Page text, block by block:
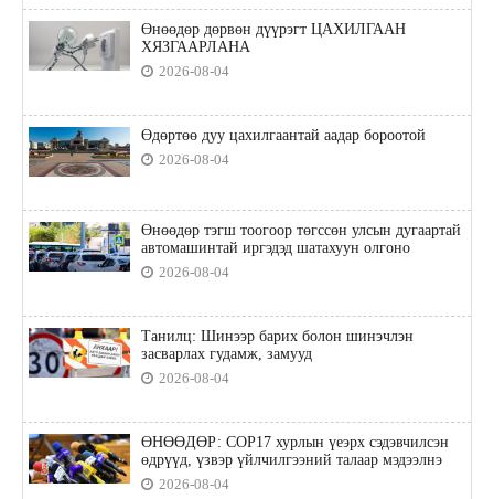
Өнөөдөр дөрвөн дүүрэгт ЦАХИЛГААН
ХЯЗГААРЛАНА
2026-08-04
Өдөртөө дуу цахилгаантай аадар бороотой
2026-08-04
Өнөөдөр тэгш тоогоор төгссөн улсын дугаартай
автомашинтай иргэдэд шатахуун олгоно
2026-08-04
Танилц: Шинээр барих болон шинэчлэн
засварлах гудамж, замууд
2026-08-04
ӨНӨӨДӨР: COP17 хурлын үеэрх сэдэвчилсэн
өдрүүд, үзвэр үйлчилгээний талаар мэдээлнэ
2026-08-04